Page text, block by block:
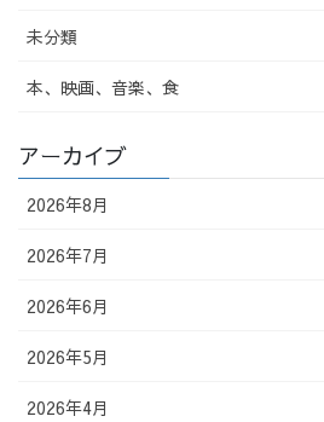
未分類
本、映画、音楽、食
アーカイブ
2026年8月
2026年7月
2026年6月
2026年5月
2026年4月